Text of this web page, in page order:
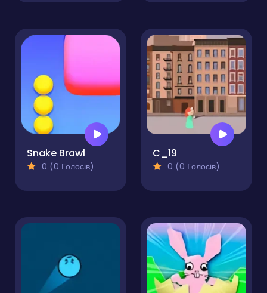
Snake Brawl
0 (0 Голосів)
C_19
0 (0 Голосів)